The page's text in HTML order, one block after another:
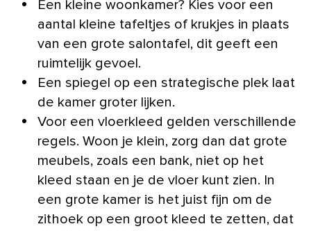
Een kleine woonkamer? Kies voor een
aantal kleine tafeltjes of krukjes in plaats
van een grote salontafel, dit geeft een
ruimtelijk gevoel.
Een spiegel op een strategische plek laat
de kamer groter lijken.
Voor een vloerkleed gelden verschillende
regels. Woon je klein, zorg dan dat grote
meubels, zoals een bank, niet op het
kleed staan en je de vloer kunt zien. In
een grote kamer is het juist fijn om de
zithoek op een groot kleed te zetten, dat